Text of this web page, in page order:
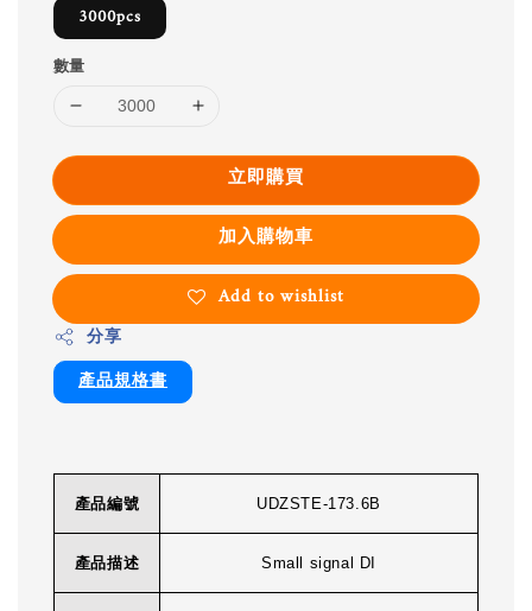
3000pcs
數量
立即購買
加入購物車
Add to wishlist
分享
產品規格書
產品編號 UDZSTE-173.6B
產品描述 Small signal DI